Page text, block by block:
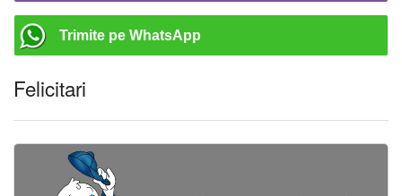
Trimite pe WhatsApp
Felicitari